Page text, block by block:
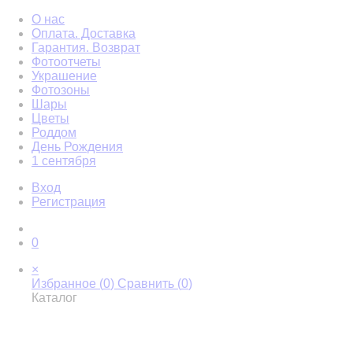
О нас
Оплата. Доставка
Гарантия. Возврат
Фотоотчеты
Украшение
Фотозоны
Шары
Цветы
Роддом
День Рождения
1 сентября
Вход
Регистрация
0
×
Избранное (0) Сравнить (0)
Каталог